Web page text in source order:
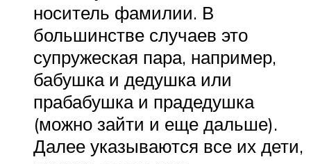
носитель фамилии. В
большинстве случаев это
супружеская пара, например,
бабушка и дедушка или
прабабушка и прадедушка
(можно зайти и еще дальше).
Далее указываются все их дети,